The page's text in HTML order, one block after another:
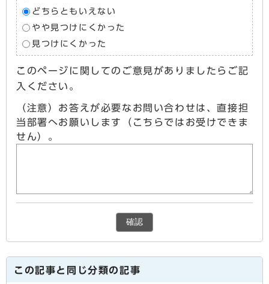
どちらともいえない
やや見つけにくかった
見つけにくかった
このページに関してのご意見がありましたらご記
入ください。
（注意）お答えが必要なお問い合わせは、直接担
当部署へお願いします（こちらではお受けできま
せん）。
確認
この記事と同じ分類の記事